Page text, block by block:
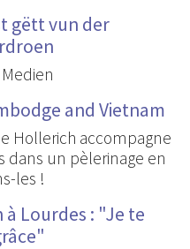
gëtt vun der
and Vietnam
Hollerich accompagne
dans un pèlerinage en
les !
à Lourdes : "Je te